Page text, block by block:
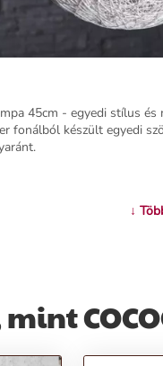
45cm - egyedi stílus
fonálból készült egyedi
↓